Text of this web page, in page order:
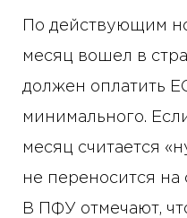
По действующим
месяц вошел в
должен оплатить
минимального.
месяц считается
не переносится
В ПФУ отмечают,